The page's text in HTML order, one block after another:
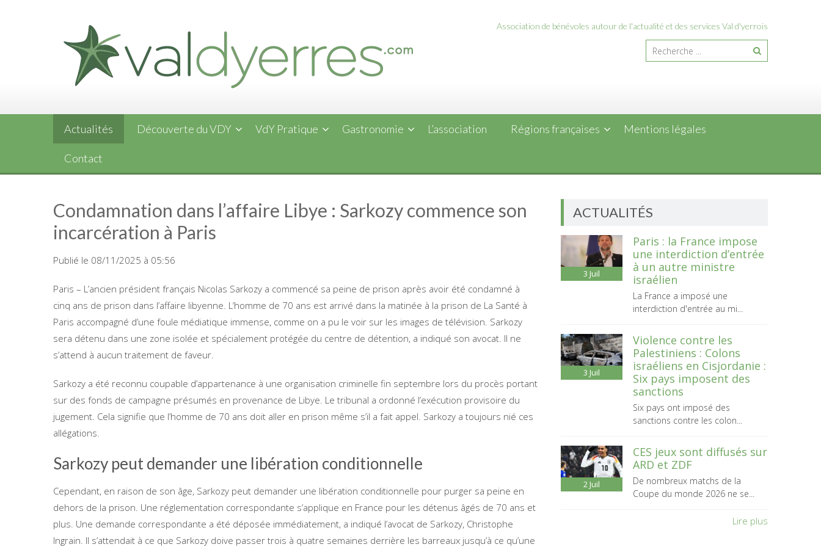
Association de bénévoles autour de l'actualité et des services Val d'yerrois
Actualités Découverte du VDY VdY Pratique Gastronomie L’association Régions françaises Mentions légales
Contact
Condamnation dans l’affaire Libye : Sarkozy commence son
incarcération à Paris
Publié le 08/11/2025 à 05:56
Paris – L’ancien président français Nicolas Sarkozy a commencé sa peine de prison après avoir été condamné à
cinq ans de prison dans l’affaire libyenne. L’homme de 70 ans est arrivé dans la matinée à la prison de La Santé à
Paris accompagné d’une foule médiatique immense, comme on a pu le voir sur les images de télévision. Sarkozy
sera détenu dans une zone isolée et spécialement protégée du centre de détention, a indiqué son avocat. Il ne
s’attend à aucun traitement de faveur.
Sarkozy a été reconnu coupable d’appartenance à une organisation criminelle fin septembre lors du procès portant
sur des fonds de campagne présumés en provenance de Libye. Le tribunal a ordonné l’exécution provisoire du
jugement. Cela signifie que l’homme de 70 ans doit aller en prison même s’il a fait appel. Sarkozy a toujours nié ces
allégations.
Sarkozy peut demander une libération conditionnelle
Cependant, en raison de son âge, Sarkozy peut demander une libération conditionnelle pour purger sa peine en
dehors de la prison. Une réglementation correspondante s’applique en France pour les détenus âgés de 70 ans et
plus. Une demande correspondante a été déposée immédiatement, a indiqué l’avocat de Sarkozy, Christophe
Ingrain. Il s’attendait à ce que Sarkozy doive passer trois à quatre semaines derrière les barreaux jusqu’à ce qu’une
ACTUALITÉS
3 Juil
Paris : la France impose
une interdiction d’entrée
à un autre ministre
israélien
La France a imposé une
interdiction d'entrée au mi...
3 Juil
Violence contre les
Palestiniens : Colons
israéliens en Cisjordanie :
Six pays imposent des
sanctions
Six pays ont imposé des
sanctions contre les colon...
2 Juil
CES jeux sont diffusés sur
ARD et ZDF
De nombreux matchs de la
Coupe du monde 2026 ne se...
Lire plus